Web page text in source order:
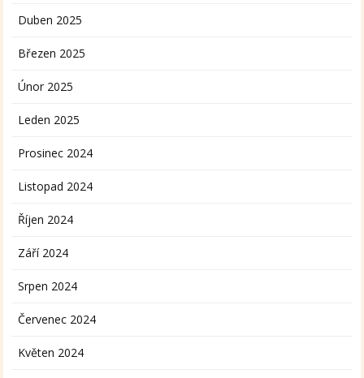
Duben 2025
Březen 2025
Únor 2025
Leden 2025
Prosinec 2024
Listopad 2024
Říjen 2024
Září 2024
Srpen 2024
Červenec 2024
Květen 2024